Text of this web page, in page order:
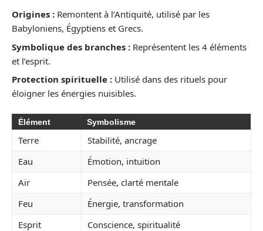
Origines : Remontent à l’Antiquité, utilisé par les
Babyloniens, Égyptiens et Grecs.
Symbolique des branches : Représentent les 4 éléments
et l’esprit.
Protection spirituelle : Utilisé dans des rituels pour
éloigner les énergies nuisibles.
Élément Symbolisme
Terre
Stabilité, ancrage
Eau
Émotion, intuition
Air
Pensée, clarté mentale
Feu
Énergie, transformation
Esprit
Conscience, spiritualité